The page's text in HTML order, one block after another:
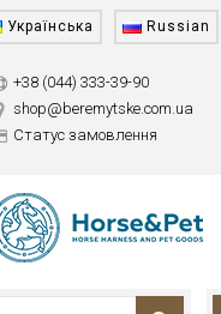
Українська Russian
+38 (044) 333-39-90
shop@beremytske.com.ua
Статус замовлення